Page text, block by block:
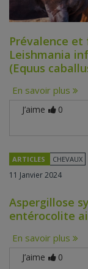
Prévalence
Leishmania
(Equus
En savoir plus
J’aime 0
ARTICLES CHEVAUX
11 Janvier 2024
Aspergillose
entérocolite
En savoir plus
J’aime 0